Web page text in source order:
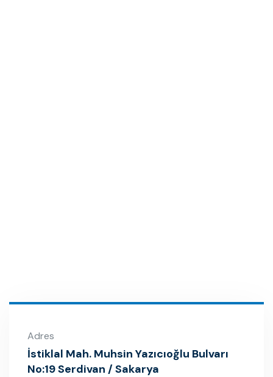
Adres
İstiklal Mah. Muhsin Yazıcıoğlu Bulvarı
No:19 Serdivan / Sakarya